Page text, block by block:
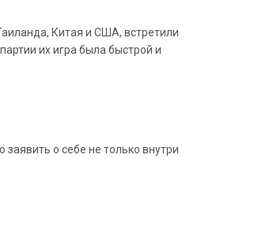
Китая и США, встретили
их игра была быстрой и
о себе не только внутри